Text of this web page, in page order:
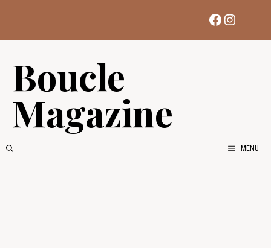
contenu
Facebook
Boucle
Magazine
MENU